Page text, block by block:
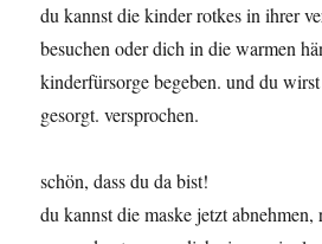
du kannst die kinder rotkes in ihrer
besuchen oder dich in die warmen
kinderfürsorge begeben. und du
gesorgt. versprochen.
schön, dass du da bist!
du kannst die maske jetzt